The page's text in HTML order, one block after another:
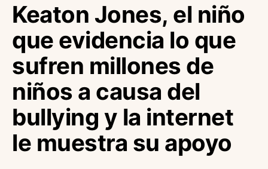
Keaton Jones, el niño
que evidencia lo que
sufren millones de
niños a causa del
bullying y la internet
le muestra su apoyo